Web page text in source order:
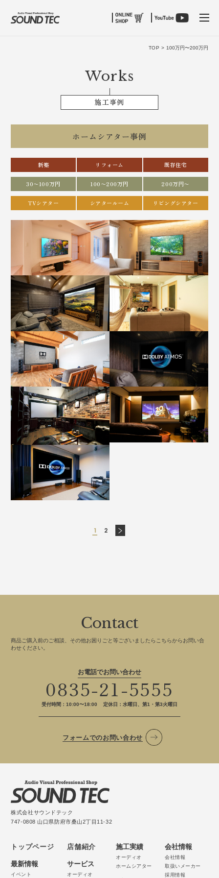
TOP > 100万円〜200万円
Works
施工事例
ホームシアター事例
新築 リフォーム 既存住宅
30〜100万円 100〜200万円 200万円〜
TVシアター シアタールーム リビングシアター
1 2
Contact
商品ご購入前のご相談、その他お困りごと等ございましたらこちらからお問い合
わせください。
お電話でお問い合わせ
0835-21-5555
受付時間：10:00〜18:00 定休日：水曜日、第1・第3火曜日
フォームでのお問い合わせ
株式会社サウンドテック
747-0808 山口県防府市桑山2丁目11-32
トップページ
最新情報
イベント
店舗紹介
サービス
オーディオ
施工実績
オーディオ
ホームシアター
会社情報
会社情報
取扱いメーカー
採用情報